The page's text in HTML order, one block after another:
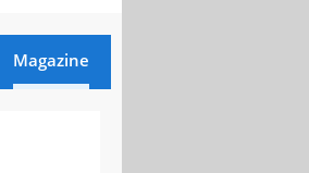
Magazine